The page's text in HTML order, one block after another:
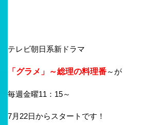
テレビ朝日系新ドラマ
「グラメ」～総理の料理番～が
毎週金曜11：15～
7月22日からスタートです！